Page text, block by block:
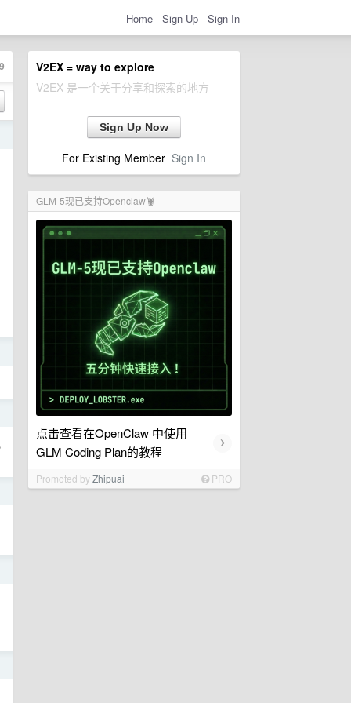
Home Sign Up Sign In
V2EX = way to explore
V2EX 是一个关于分享和探索的地方
Sign Up Now
For Existing Member Sign In
GLM-5现已支持Openclaw🦞
点击查看在OpenClaw 中使用
GLM Coding Plan的教程
›
Promoted byZhipuai PRO